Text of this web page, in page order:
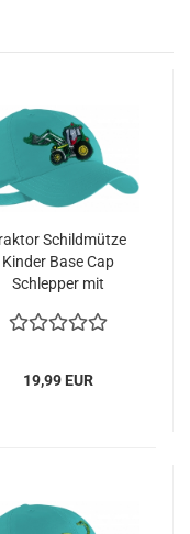
Schildmütze
Kinder Base Cap
Schlepper mit
19,99 EUR